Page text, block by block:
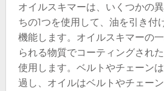
オイルスキマーは、いくつかの
ちの1つを使用して、油を引き付
機能します。オイルスキマーの
られる物質でコーティングされ
使用します。ベルトやチェーン
過し、オイルはベルトやチェー